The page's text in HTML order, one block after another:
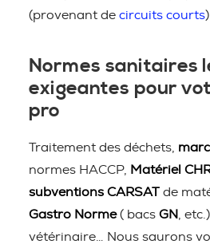
(provenant de circuits courts).
Normes sanitaires
exigeantes pour
pro
Traitement des déchets,
normes HACCP,
Matériel
subventions CARSAT de
Gastro Norme( bacs GN
,
vétérinaire… Nous saurons